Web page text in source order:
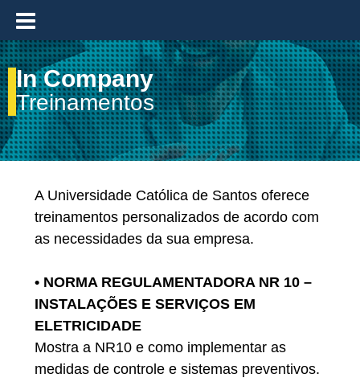
≡
In Company
Treinamentos
A Universidade Católica de Santos oferece
treinamentos personalizados de acordo com
as necessidades da sua empresa.
• NORMA REGULAMENTADORA NR 10 –
INSTALAÇÕES E SERVIÇOS EM
ELETRICIDADE
Mostra a NR10 e como implementar as
medidas de controle e sistemas preventivos.